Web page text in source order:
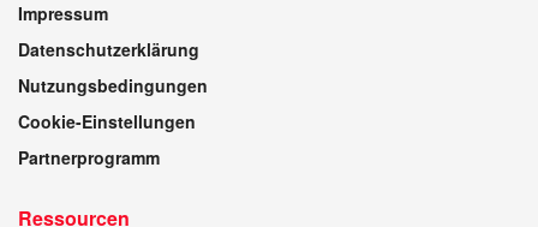
Impressum
Datenschutzerklärung
Nutzungsbedingungen
Cookie-Einstellungen
Partnerprogramm
Ressourcen